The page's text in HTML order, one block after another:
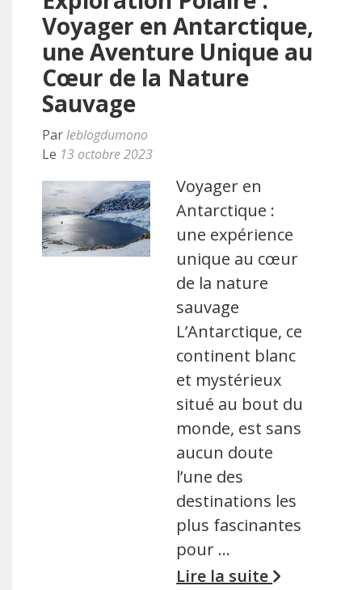
Voyager en Antarctique,
une Aventure Unique au
Cœur de la Nature
Sauvage
Parleblogdumono
Le 13 octobre 2023
Voyager en
Antarctique :
une expérience
unique au cœur
de la nature
sauvage
L’Antarctique, ce
continent blanc
et mystérieux
situé au bout du
monde, est sans
aucun doute
l’une des
destinations les
plus fascinantes
pour …
Lire la suite